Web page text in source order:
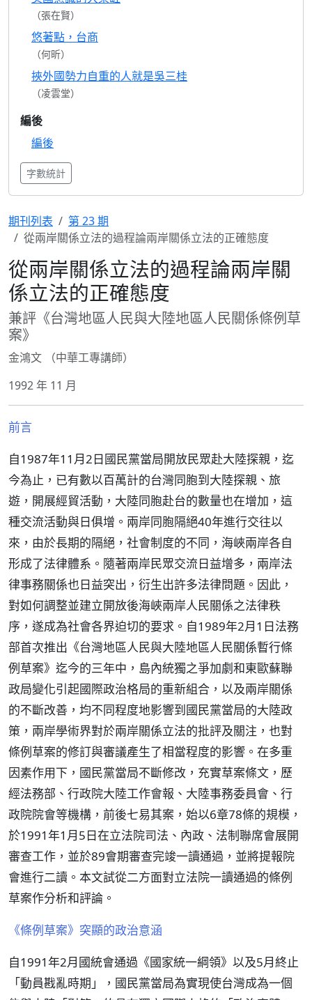
（張在賢）
悠著點，台商
（何昕）
挾外國勢力自重的人就是吳三桂
（凌雲堂）
編後
編後
字數統計
期刊列表
第 23 期
從兩岸關係立法的過程論兩岸關係立法的正確態度
從兩岸關係立法的過程論兩岸關
係立法的正確態度
兼評《台灣地區人民與大陸地區人民關係條例草
案》
金鴻文 （中華工專講師）
1992 年 11 月
前言
自1987年11月2日國民黨當局開放民眾赴大陸探親，迄
今為止，已有數以百萬計的台灣同胞到大陸探親、旅
遊，開展經貿活動，大陸同胞赴台的數量也在增加，這
種交流活動與日俱增。兩岸同胞隔絕40年進行交往以
來，由於長期的隔絕，社會制度的不同，海峽兩岸各自
形成了法律體系。隨著兩岸民眾交流日益增多，兩岸法
律事務關係也日益突出，衍生出許多法律問題。因此，
對如何調整並建立開放後海峽兩岸人民關係之法律秩
序，遂成為社會各界迫切的要求。自1989年2月1日法務
部首次推出《台灣地區人民與大陸地區人民關係暫行條
例草案》迄今的三年中，島內統獨之爭加劇和東歐蘇聯
政局變化引起國際政治格局的重新組合，以及兩岸關係
的不斷改善，均不同程度地影響到國民黨當局的大陸政
策，兩岸學術界對於兩岸關係立法的批評及關注，也對
條例草案的修訂與審議產生了相當程度的影響。在多重
因素作用下，國民黨當局不斷修改，充實草案條文，歷
經法務部、行政院大陸工作會報、大陸事務委員會、行
政院院會等機構，前後七易其案，始以6章78條的規模，
於1991年1月5日在立法院司法、內政、法制聯席會展開
審查工作，並於89會期審查完竣一讀通過，並將提報院
會進行二讀。本文試從二方面對立法院一讀通過的條例
草案作分析和評論。
《條例草案》突顯的政治意涵
自1991年2月國統會通過《國家統一綱領》以及5月終止
「動員戡亂時期」，國民黨當局為實現使台灣成為一個